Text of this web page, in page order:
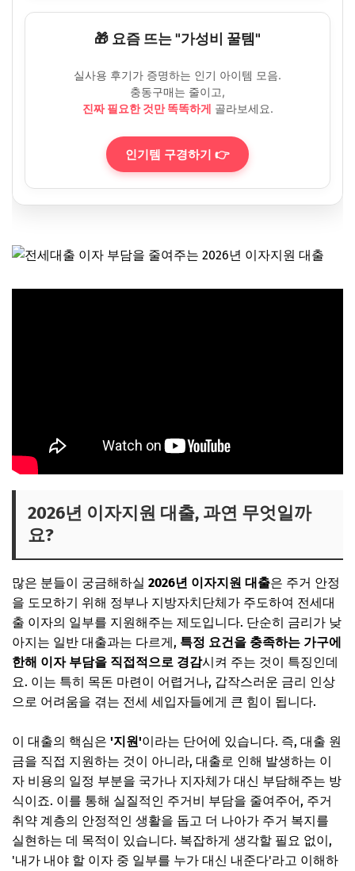
🎁 요즘 뜨는 "가성비 꿀템"
실사용 후기가 증명하는 인기 아이템 모음.
충동구매는 줄이고,
진짜 필요한 것만 똑똑하게 골라보세요.
인기템 구경하기 👉
2026년 이자지원 대출, 과연 무엇일까
요?
많은 분들이 궁금해하실 2026년 이자지원 대출은 주거 안정
을 도모하기 위해 정부나 지방자치단체가 주도하여 전세대
출 이자의 일부를 지원해주는 제도입니다. 단순히 금리가 낮
아지는 일반 대출과는 다르게, 특정 요건을 충족하는 가구에
한해 이자 부담을 직접적으로 경감시켜 주는 것이 특징인데
요. 이는 특히 목돈 마련이 어렵거나, 갑작스러운 금리 인상
으로 어려움을 겪는 전세 세입자들에게 큰 힘이 됩니다.
이 대출의 핵심은 '지원'이라는 단어에 있습니다. 즉, 대출 원
금을 직접 지원하는 것이 아니라, 대출로 인해 발생하는 이
자 비용의 일정 부분을 국가나 지자체가 대신 부담해주는 방
식이죠. 이를 통해 실질적인 주거비 부담을 줄여주어, 주거
취약 계층의 안정적인 생활을 돕고 더 나아가 주거 복지를
실현하는 데 목적이 있습니다. 복잡하게 생각할 필요 없이,
'내가 내야 할 이자 중 일부를 누가 대신 내준다'라고 이해하